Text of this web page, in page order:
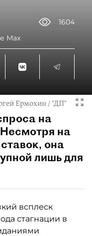
1604
Max
Ермохин / "ДП"
на
на
она
лишь для
всплеск
стагнации в